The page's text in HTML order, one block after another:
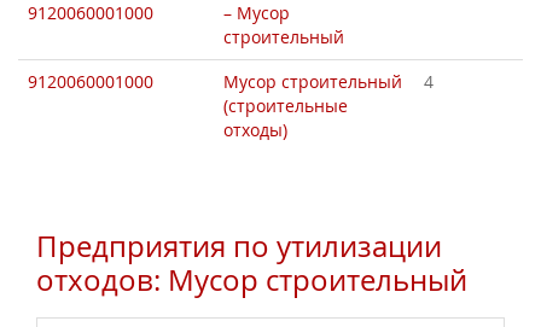
9120060001000
– Мусор
строительный
9120060001000
Мусор строительный
(строительные
отходы)
4
Предприятия по утилизации
отходов: Мусор строительный